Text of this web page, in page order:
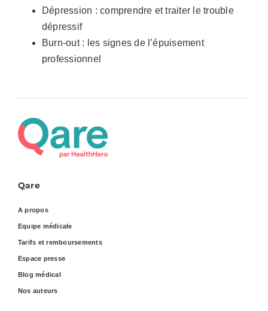
Dépression : comprendre et traiter le trouble
dépressif
Burn-out : les signes de l’épuisement
professionnel
Qare
A propos
Equipe médicale
Tarifs et remboursements
Espace presse
Blog médical
Nos auteurs